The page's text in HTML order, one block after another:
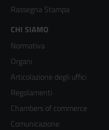
Rassegna Stampa
Footer
menù
colonna
3
CHI SIAMO
Normativa
Organi
Articolazione degli uffici
Regolamenti
Chambers of commerce
Comunicazione